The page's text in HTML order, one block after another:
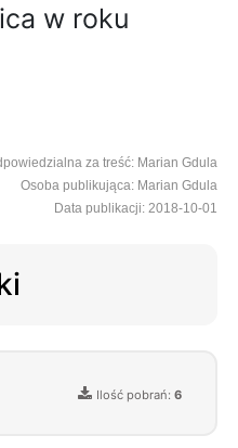
w roku
za treść: Marian Gdula
Osoba publikująca: Marian Gdula
Data publikacji: 2018-10-01
Ilość pobrań: 6